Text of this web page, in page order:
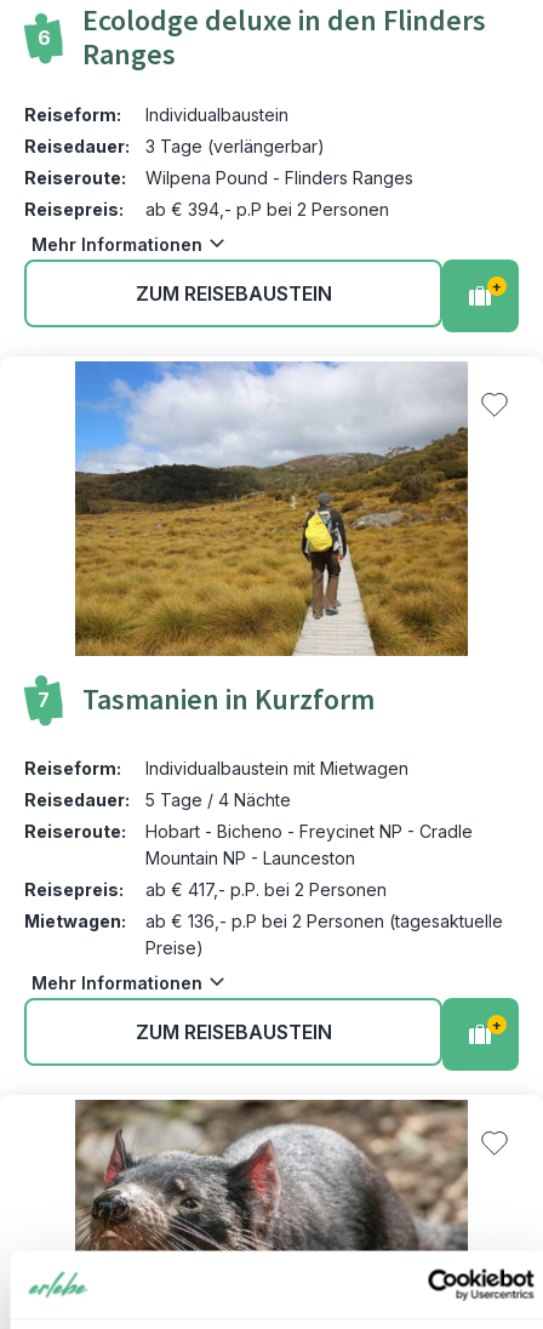
6
Ecolodge deluxe in den Flinders
Ranges
Reiseform:
Individualbaustein
Reisedauer:
3 Tage (verlängerbar)
Reiseroute:
Wilpena Pound - Flinders Ranges
Reisepreis:
ab € 394,- p.P bei 2 Personen
Mehr Informationen
ZUM REISEBAUSTEIN +
7 Tasmanien in Kurzform
Reiseform:
Individualbaustein mit Mietwagen
Reisedauer:
5 Tage / 4 Nächte
Reiseroute:
Hobart - Bicheno - Freycinet NP - Cradle
Mountain NP - Launceston
Reisepreis:
ab € 417,- p.P. bei 2 Personen
Mietwagen:
ab € 136,- p.P bei 2 Personen (tagesaktuelle
Preise)
Mehr Informationen
ZUM REISEBAUSTEIN +